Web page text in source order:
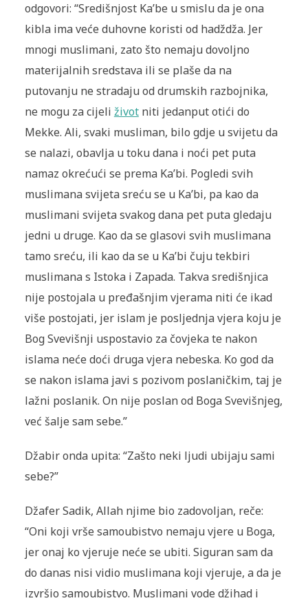
odgovori: “Središnjost Ka’be u smislu da je ona
kibla ima veće duhovne koristi od hadždža. Jer
mnogi muslimani, zato što nemaju dovoljno
materijalnih sredstava ili se plaše da na
putovanju ne stradaju od drumskih razbojnika,
ne mogu za cijeli životniti jedanput otići do
Mekke. Ali, svaki musliman, bilo gdje u svijetu da
se nalazi, obavlja u toku dana i noći pet puta
namaz okrećući se prema Ka’bi. Pogledi svih
muslimana svijeta sreću se u Ka’bi, pa kao da
muslimani svijeta svakog dana pet puta gledaju
jedni u druge. Kao da se glasovi svih muslimana
tamo sreću, ili kao da se u Ka’bi čuju tekbiri
muslimana s Istoka i Zapada. Takva središnjica
nije postojala u pređašnjim vjerama niti će ikad
više postojati, jer islam je posljednja vjera koju je
Bog Svevišnji uspostavio za čovjeka te nakon
islama neće doći druga vjera nebeska. Ko god da
se nakon islama javi s pozivom poslaničkim, taj je
lažni poslanik. On nije poslan od Boga Svevišnjeg,
već šalje sam sebe.”
Džabir onda upita: “Zašto neki ljudi ubijaju sami
sebe?”
Džafer Sadik, Allah njime bio zadovoljan, reče:
“Oni koji vrše samoubistvo nemaju vjere u Boga,
jer onaj ko vjeruje neće se ubiti. Siguran sam da
do danas nisi vidio muslimana koji vjeruje, a da je
izvršio samoubistvo. Muslimani vode džihad i